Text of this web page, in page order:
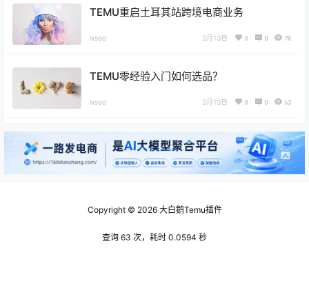
TEMU重启土耳其站跨境电商业务
lxseo 3月13日 0 0 78
TEMU零经验入门如何选品？
lxseo 3月13日 0 0 63
Copyright © 2026大白鹅Temu插件
查询 63 次，耗时 0.0594 秒